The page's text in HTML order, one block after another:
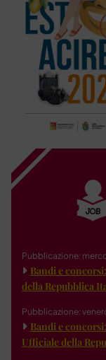
Pubblicazione:
Bandi e
della Repubblica
Pubblicazione:
Bandi e
Ufficiale della